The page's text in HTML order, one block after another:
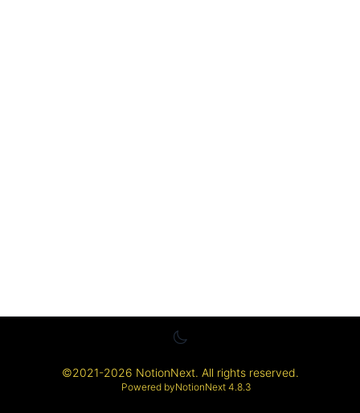
©2021-2026 NotionNext. All rights reserved.
Powered byNotionNext 4.8.3